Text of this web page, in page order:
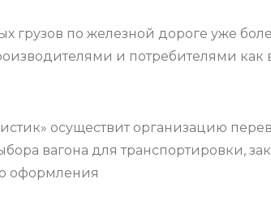
грузов по железной дороге уже
и потребителями как
осуществит организацию
вагона для транспортировки,
оформления